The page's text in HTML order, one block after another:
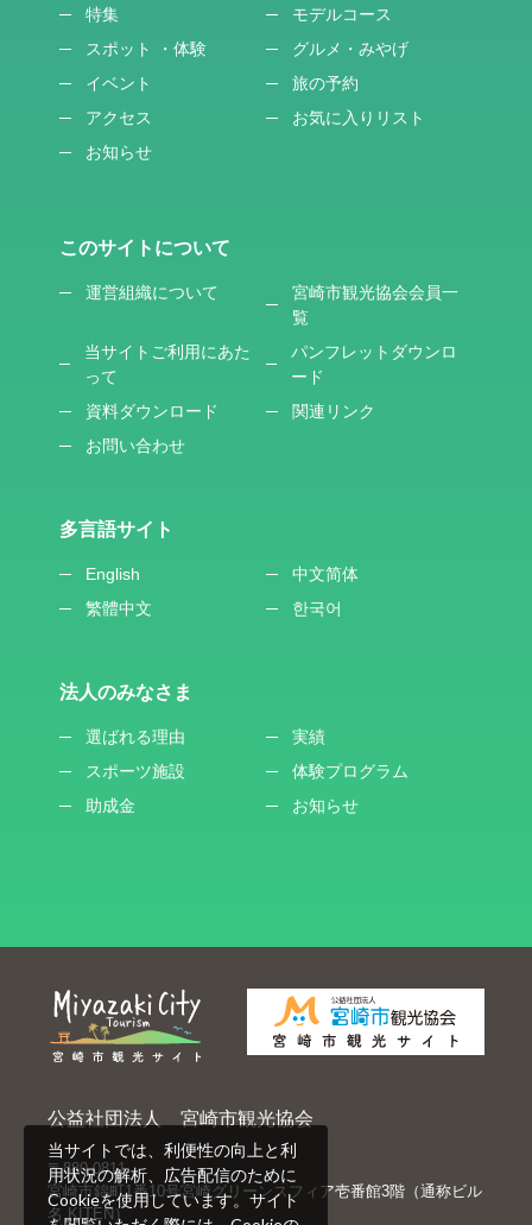
特集
モデルコース
スポット ・体験
グルメ・みやげ
イベント
旅の予約
アクセス
お気に入りリスト
お知らせ
このサイトについて
運営組織について
宮崎市観光協会会員一
覧
当サイトご利用にあた
って
パンフレットダウンロ
ード
資料ダウンロード
関連リンク
お問い合わせ
多言語サイト
English
中文简体
繁體中文
한국어
法人のみなさま
選ばれる理由
実績
スポーツ施設
体験プログラム
助成金
お知らせ
公益社団法人 宮崎市観光協会
〒880-0811
宮崎市錦町1番10号宮崎グリーンスフィア壱番館3階（通称ビル
名 KITEN）
当サイトでは、利便性の向上と利
用状況の解析、広告配信のために
Cookieを使用しています。サイト